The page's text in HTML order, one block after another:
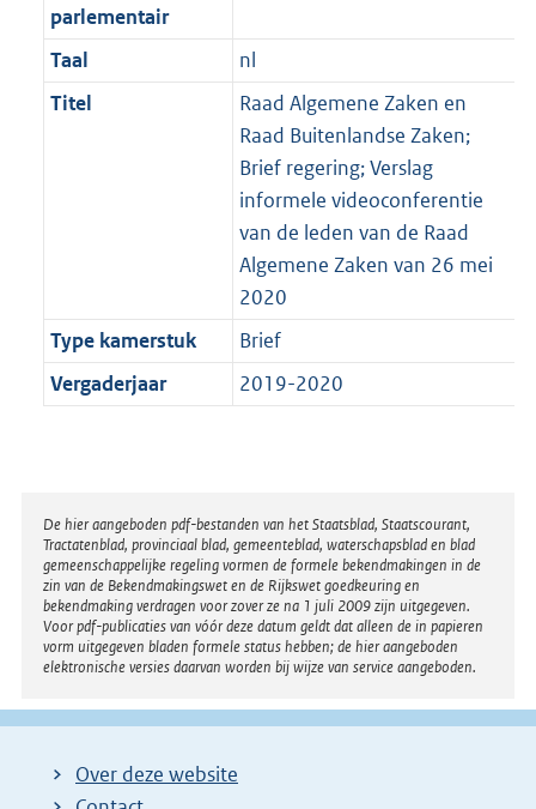
parlementair
Taal
nl
Titel
Raad Algemene Zaken en
Raad Buitenlandse Zaken;
Brief regering; Verslag
informele videoconferentie
van de leden van de Raad
Algemene Zaken van 26 mei
2020
Type kamerstuk
Brief
Vergaderjaar
2019-2020
Disclaimer
De hier aangeboden pdf-bestanden van het Staatsblad, Staatscourant,
Tractatenblad, provinciaal blad, gemeenteblad, waterschapsblad en blad
gemeenschappelijke regeling vormen de formele bekendmakingen in de
zin van de Bekendmakingswet en de Rijkswet goedkeuring en
bekendmaking verdragen voor zover ze na 1 juli 2009 zijn uitgegeven.
Voor pdf-publicaties van vóór deze datum geldt dat alleen de in papieren
vorm uitgegeven bladen formele status hebben; de hier aangeboden
elektronische versies daarvan worden bij wijze van service aangeboden.
Over deze website